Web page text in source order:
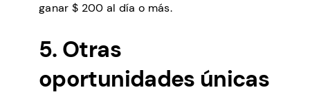
ganar $ 200 al día o más.
5. Otras
oportunidades únicas